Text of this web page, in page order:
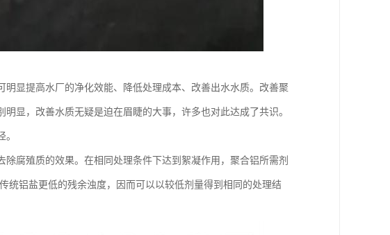
显提高水厂的净化效能、降低处理成本、改善出水水质。改善聚
显，改善水质无疑是迫在眉睫的大事，许多也对此达成了共识。
腐殖质的效果。在相同处理条件下达到絮凝作用，聚合铝所需剂
统铝盐更低的残余浊度，因而可以以较低剂量得到相同的处理结